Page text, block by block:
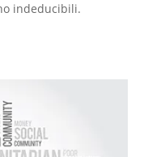
indeducibili.